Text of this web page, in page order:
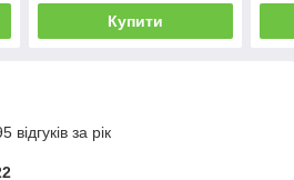
Купити
за рік